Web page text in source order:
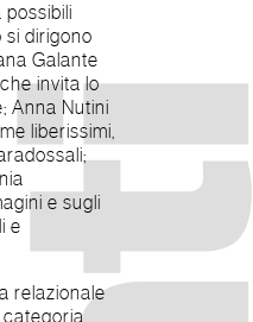
possibili
dirigono
Galante
invita lo
Anna Nutini
liberissimi,
e sugli
e
relazionale
categoria